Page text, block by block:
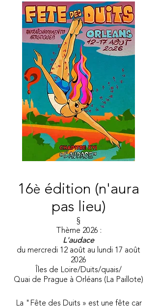
16è édition (n'aura
pas lieu)
§
Thème 2026 :
L'audace
du mercredi 12 août au lundi 17 août
2026
Îles de Loire/Duits/quais/
Quai de Prague à Orléans (La Paillote)
La "Fête des Duits » est une fête car